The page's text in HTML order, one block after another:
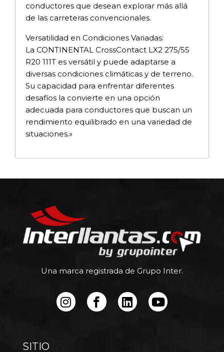
conductores que desean explorar más allá
de las carreteras convencionales.
Versatilidad en Condiciones Variadas:
La CONTINENTAL CrossContact LX2 275/55
R20 111T es versátil y puede adaptarse a
diversas condiciones climáticas y de terreno.
Su capacidad para enfrentar diferentes
desafíos la convierte en una opción
adecuada para conductores que buscan un
rendimiento equilibrado en una variedad de
situaciones.»
Una marca registrada de Grupo Inter.
SITIO